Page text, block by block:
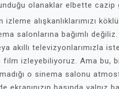
olanaklar elbette cazip
izleme alışkanlıklarımızı
salonlarına bağımlı değiliz.
akıllı televizyonlarımızla
izleyebiliyoruz. Ama bu,
o sinema salonu